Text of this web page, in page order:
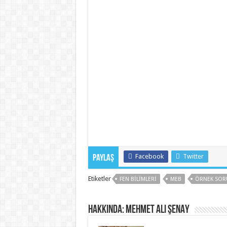
Paylaş Facebook Twitter
Etiketler FEN BILIMLERI MEB ÖRNEK
Hakkında: Mehmet Ali ŞENAY